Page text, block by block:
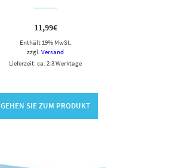
11,99€
Enthält 19% MwSt.
zzgl. Versand
Lieferzeit: ca. 2-3 Werktage
GEHEN SIE ZUM PRODUKT